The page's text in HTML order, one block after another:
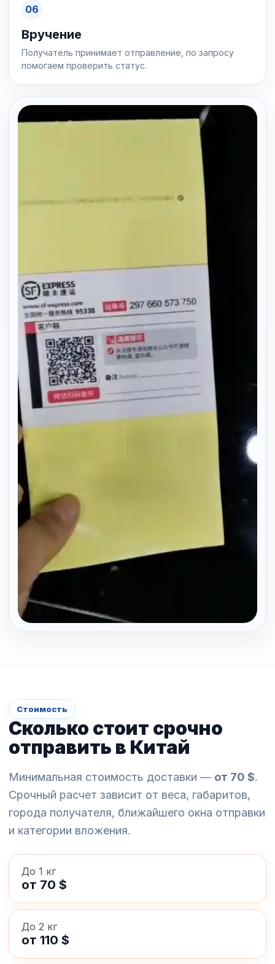
06
Вручение
Получатель принимает отправление, по запросу
помогаем проверить статус.
Стоимость
Сколько стоит срочно
отправить в Китай
Минимальная стоимость доставки — от 70 $.
Срочный расчет зависит от веса, габаритов,
города получателя, ближайшего окна отправки
и категории вложения.
До 1 кг
от 70 $
До 2 кг
от 110 $